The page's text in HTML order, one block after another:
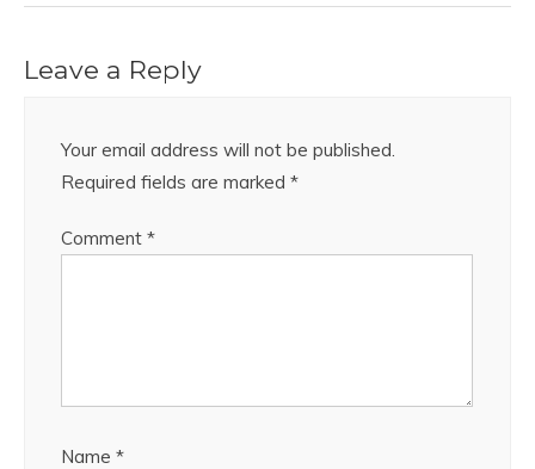
Leave a Reply
Your email address will not be published.
Required fields are marked *
Comment *
Name *